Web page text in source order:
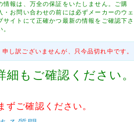
ルアドレスを変えてご注文いただきますようお
だく事が増えておりますが、メールアドレスを
お手数ではございますが、メールアドレスの変
分より、信越(新潟県、長野県)・北陸(富山県、
情報は、万全の保証をいたしません。ご購
・お問い合わせの前には必ずメーカーのウェ
サイトにて正確かつ最新の情報をご確認下さ
。
申し訳ございませんが、只今品切れ中です。
もご確認ください。
ご確認ください。